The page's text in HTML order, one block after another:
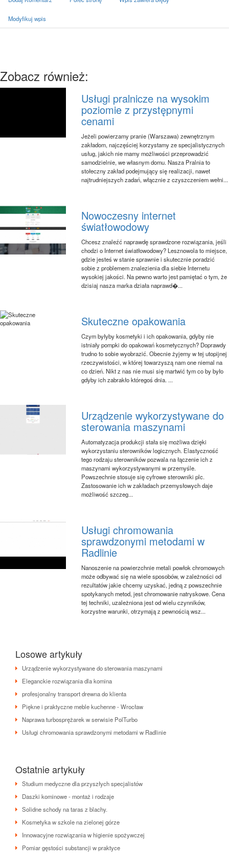
Modyfikuj wpis
Zobacz również:
Usługi pralnicze na wysokim
poziomie z przystępnymi
cenami
Jeżeli powierzamy pranie (Warszawa) zewnętrznym
zakładom, najczęściej korzystamy ze specjalistycznych
usług, jakich nie mamy możliwości przeprowadzić
samodzielnie, we własnym domu. Nasza Pralnia to
stołeczny zakład podejmujący się realizacji, nawet
najtrudniejszych zadań, włącznie z czyszczeniem wełni...
Nowoczesny internet
światłowodowy
Chcesz znaleźć naprawdę sprawdzone rozwiązania, jeśli
chodzi o Internet światłowodowy? Lesznowola to miejsce,
gdzie jesteś w stanie sprawnie i skutecznie poradzić
sobie z problemem znalezienia dla siebie Internetu
wysokiej jakości. Na pewno warto jest pamiętać o tym, że
dzisiaj nasza marka działa naprawd�...
Skuteczne opakowania
Czym byłyby kosmetyki i ich opakowania, gdyby nie
istniały pompki do opakowań kosmetycznych? Doprawdy
trudno to sobie wyobrazić. Obecnie żyjemy w tej utopijnej
rzeczywistości, w której towarzyszą nam one niemal na
co dzień. Nikt z nas nie musi się martwić tym co by było
gdyby ich zabrakło któregoś dnia. ...
Urządzenie wykorzystywane do
sterowania maszynami
Automatyzacja produkcji stała się możliwa dzięki
wykorzystaniu sterowników logicznych. Elastyczność
tego rodzaju sterowników pozwala na łączenie ich z
maszynami wykorzystywanymi w przemyśle.
Powszechnie stosuje się cyfrowe sterowniki plc.
Zastosowanie ich w zakładach przemysłowych daje
możliwość szczeg...
Usługi chromowania
sprawdzonymi metodami w
Radlinie
Nanoszenie na powierzchnie metali powłok chromowych
może odbywać się na wiele sposobów, w zależności od
rezultatów jakie chcemy uzyskać, jedną z powszechnie
spotykanych metod, jest chromowanie natryskowe. Cena
tej techniki, uzależniona jest od wielu czynników,
korzystne warunki, otrzymają z pewnością wsz...
Losowe artykuły
Urządzenie wykorzystywane do sterowania maszynami
Eleganckie rozwiązania dla komina
profesjonalny transport drewna do klienta
Piękne i praktyczne meble kuchenne - Wrocław
Naprawa turbosprężarek w serwisie PolTurbo
Usługi chromowania sprawdzonymi metodami w Radlinie
Ostatnie artykuły
Studium medyczne dla przyszłych specjalistów
Daszki kominowe - montaż i rodzaje
Solidne schody na taras z blachy.
Kosmetyka w szkole na zielonej górze
Innowacyjne rozwiązania w higienie spożywczej
Pomiar gęstości substancji w praktyce